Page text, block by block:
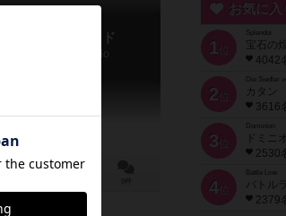
ごろく ゴリドラド
- Gori Dorado
お気に
1 位
宝石の
4042
2 位
Die Siedler
カタン
3616
3 位
ドミニ
2530
4位
Battle Line
バトル
2379